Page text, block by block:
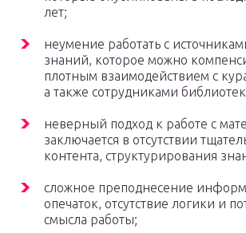
лет;
неумение работать с
знаний, которое можно
плотным взаимодействием с
а также сотрудниками
неверный подход к работе с
заключается в отсутствии
контента, структурирования
сложное преподнесение
опечаток, отсутствие логики и
смысла работы;